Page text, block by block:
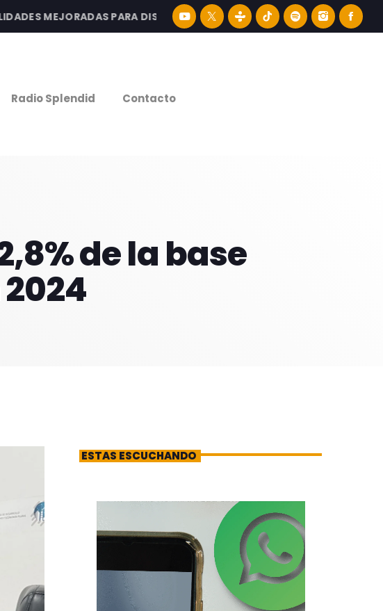
MEJORADAS PARA DISFRUTAR LA MEJOR MÚSICA LATINA Y
Radio Splendid Contacto
de la base
ESTAS ESCUCHANDO